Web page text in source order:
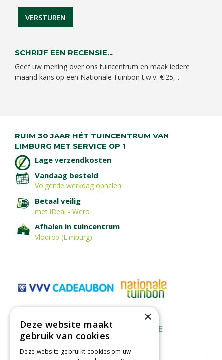
SCHRIJF EEN RECENSIE...
Geef uw mening over ons tuincentrum en maak iedere
maand kans op een Nationale Tuinbon t.w.v. € 25,-.
RUIM 30 JAAR HÉT TUINCENTRUM VAN
LIMBURG MET SERVICE OP 1
Lage verzendkosten
Vandaag besteld
Volgende werkdag ophalen
Betaal veilig
met iDeal - Wero
Afhalen in tuincentrum
Vlodrop (Limburg)
×
Deze website maakt
gebruik van cookies.
Deze website gebruikt cookies om uw